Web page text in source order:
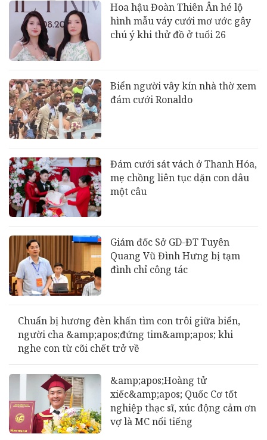
Hoa hậu Đoàn Thiên Ân hé lộ
hình mẫu váy cưới mơ ước gây
chú ý khi thử đồ ở tuổi 26
Biển người vây kín nhà thờ xem
đám cưới Ronaldo
Đám cưới sát vách ở Thanh Hóa,
mẹ chồng liên tục dặn con dâu
một câu
Giám đốc Sở GD-ĐT Tuyên
Quang Vũ Đình Hưng bị tạm
đình chỉ công tác
Chuẩn bị hương đèn khấn tìm con trôi giữa biển,
người cha &amp;apos;đứng tim&amp;apos; khi
nghe con từ cõi chết trở về
&amp;apos;Hoàng tử
xiếc&amp;apos; Quốc Cơ tốt
nghiệp thạc sĩ, xúc động cảm ơn
vợ là MC nổi tiếng